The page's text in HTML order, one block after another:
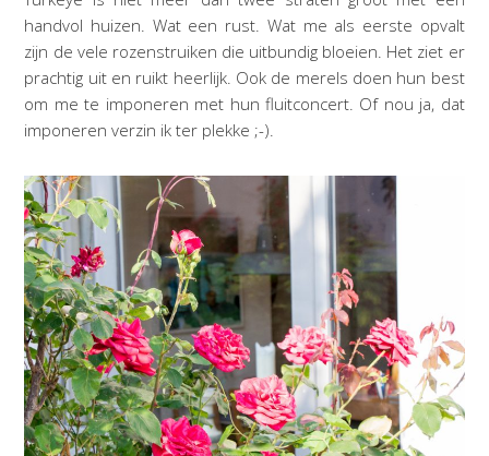
handvol huizen. Wat een rust. Wat me als eerste opvalt
zijn de vele rozenstruiken die uitbundig bloeien. Het ziet er
prachtig uit en ruikt heerlijk. Ook de merels doen hun best
om me te imponeren met hun fluitconcert. Of nou ja, dat
imponeren verzin ik ter plekke ;-).